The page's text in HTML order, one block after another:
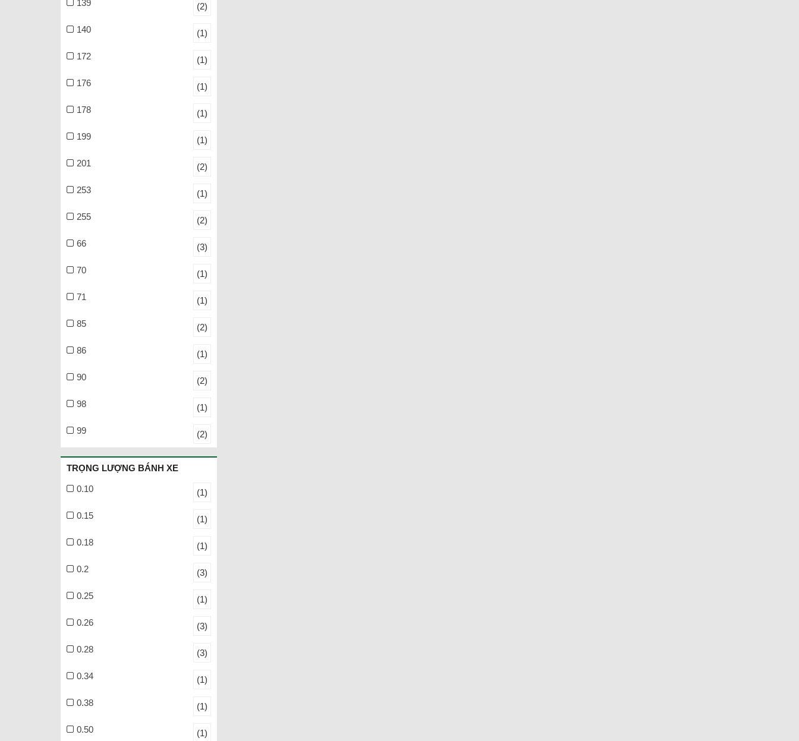
139 (2)
140 (1)
172 (1)
176 (1)
178 (1)
199 (1)
201 (2)
253 (1)
255 (2)
66 (3)
70 (1)
71 (1)
85 (2)
86 (1)
90 (2)
98 (1)
99 (2)
TRỌNG LƯỢNG BÁNH XE
0.10 (1)
0.15 (1)
0.18 (1)
0.2 (3)
0.25 (1)
0.26 (3)
0.28 (3)
0.34 (1)
0.38 (1)
0.50 (1)